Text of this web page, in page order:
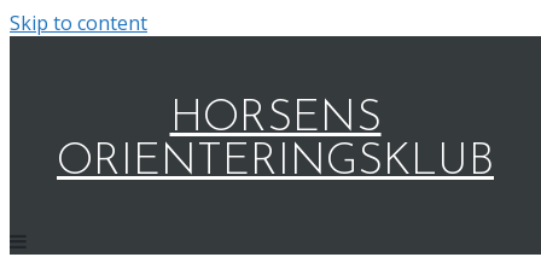
Skip to content
HORSENS
ORIENTERINGSKLUB